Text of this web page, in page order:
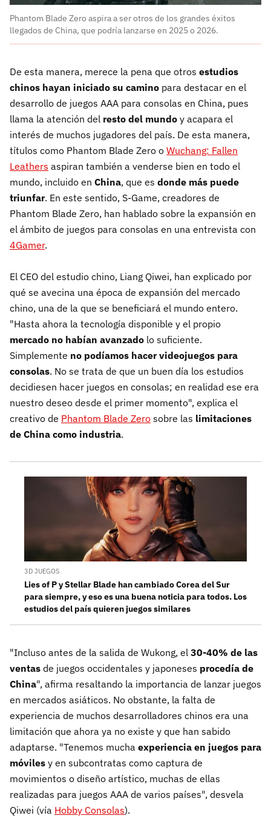
Phantom Blade Zero aspira a ser otros de los grandes éxitos
llegados de China, que podría lanzarse en 2025 o 2026.
De esta manera, merece la pena que otros estudios
chinos hayan iniciado su camino para destacar en el
desarrollo de juegos AAA para consolas en China, pues
llama la atención del resto del mundo y acapara el
interés de muchos jugadores del país. De esta manera,
títulos como Phantom Blade Zero o Wuchang: Fallen
Leathers aspiran también a venderse bien en todo el
mundo, incluido en China, que es donde más puede
triunfar. En este sentido, S-Game, creadores de
Phantom Blade Zero, han hablado sobre la expansión en
el ámbito de juegos para consolas en una entrevista con
4Gamer.
El CEO del estudio chino, Liang Qiwei, han explicado por
qué se avecina una época de expansión del mercado
chino, una de la que se beneficiará el mundo entero.
"Hasta ahora la tecnología disponible y el propio
mercado no habían avanzado lo suficiente.
Simplemente no podíamos hacer videojuegos para
consolas. No se trata de que un buen día los estudios
decidiesen hacer juegos en consolas; en realidad ese era
nuestro deseo desde el primer momento", explica el
creativo de Phantom Blade Zero sobre las limitaciones
de China como industria.
3D JUEGOS
Lies of P y Stellar Blade han cambiado Corea del Sur
para siempre, y eso es una buena noticia para todos. Los
estudios del país quieren juegos similares
"Incluso antes de la salida de Wukong, el 30-40% de las
ventas de juegos occidentales y japoneses procedía de
China", afirma resaltando la importancia de lanzar juegos
en mercados asiáticos. No obstante, la falta de
experiencia de muchos desarrolladores chinos era una
limitación que ahora ya no existe y que han sabido
adaptarse. "Tenemos mucha experiencia en juegos para
móviles y en subcontratas como captura de
movimientos o diseño artístico, muchas de ellas
realizadas para juegos AAA de varios países", desvela
Qiwei (vía Hobby Consolas).